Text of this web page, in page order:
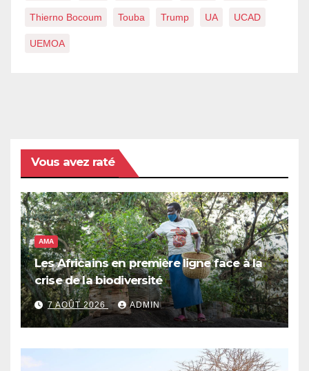
Thierno Bocoum Touba Trump UA UCAD
UEMOA
Vous avez raté
AMA
Les Africains en première ligne face à la
crise de la biodiversité
7 AOÛT 2026 ADMIN